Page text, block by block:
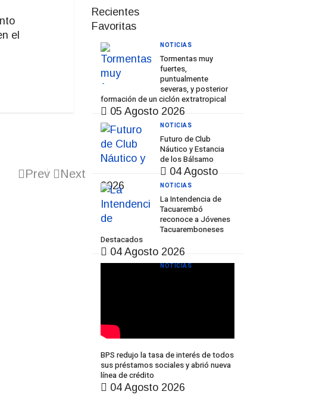
el
Prev Next
Recientes
Favoritas
Tormentas muy
fuertes,
puntualmente
severas, y posterior
formación de un ciclón extratropical
05 Agosto 2026
NOTICIAS
Futuro de Club
Náutico y Estancia
de los Bálsamo
04 Agosto
2026
NOTICIAS
La Intendencia de
Tacuarembó
reconoce a Jóvenes
Tacuaremboneses
Destacados
04 Agosto 2026
NOTICIAS
BPS redujo la tasa de interés de todos
sus préstamos sociales y abrió nueva
línea de crédito
04 Agosto 2026
NOTICIAS